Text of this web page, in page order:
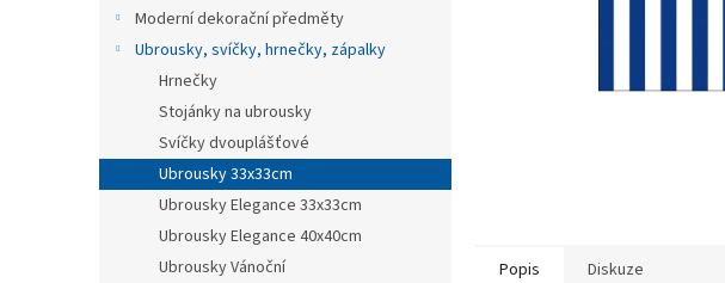
Moderní dekorační předměty
Ubrousky, svíčky, hrnečky, zápalky
Hrnečky
Stojánky na ubrousky
Svíčky dvouplášťové
Ubrousky 33x33cm
Ubrousky Elegance 33x33cm
Ubrousky Elegance 40x40cm
Ubrousky Vánoční
Popis Diskuze